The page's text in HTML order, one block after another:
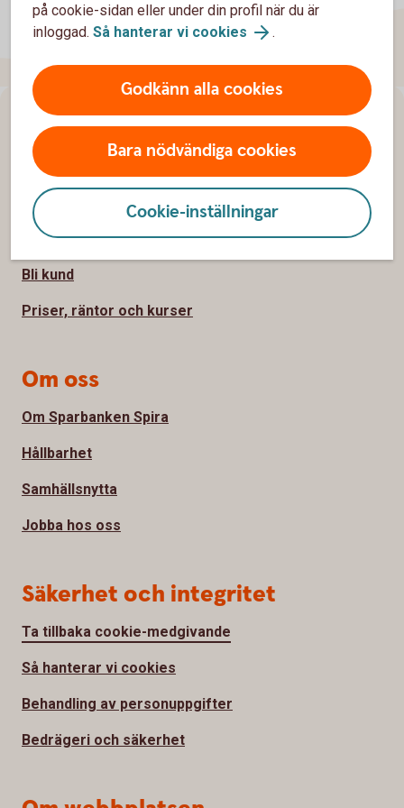
på cookie-sidan eller under din profil när du är
inloggad. Så hanterar vi cookies .
Godkänn alla cookies
Bara nödvändiga cookies
Cookie-inställningar
Sidfot
Hitta snabbt
Kundservice
Spärrhjälp
Hitta bankkontor
Bli kund
Priser, räntor och kurser
Om oss
Om Sparbanken Spira
Hållbarhet
Samhällsnytta
Jobba hos oss
Säkerhet och integritet
Ta tillbaka cookie-medgivande
Så hanterar vi cookies
Behandling av personuppgifter
Bedrägeri och säkerhet